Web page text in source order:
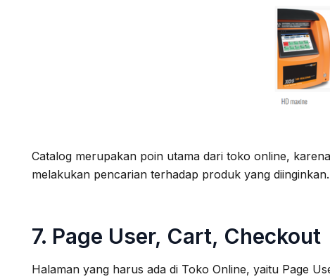
Catalog merupakan poin utama dari toko online,
melakukan pencarian terhadap produk yang diinginkan.
7. Page User, Cart, Checkout
Halaman yang harus ada di Toko Online, yaitu Page